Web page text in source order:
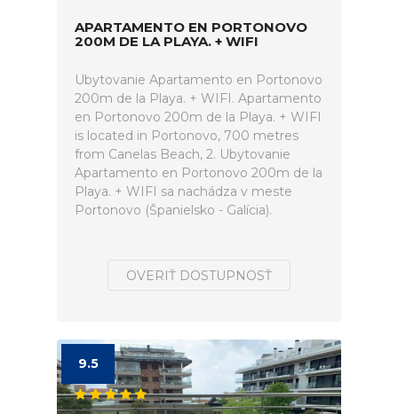
APARTAMENTO EN PORTONOVO
200M DE LA PLAYA. + WIFI
Ubytovanie Apartamento en Portonovo
200m de la Playa. + WIFI. Apartamento
en Portonovo 200m de la Playa. + WIFI
is located in Portonovo, 700 metres
from Canelas Beach, 2. Ubytovanie
Apartamento en Portonovo 200m de la
Playa. + WIFI sa nachádza v meste
Portonovo (Španielsko - Galícia).
OVERIŤ DOSTUPNOSŤ
9.5